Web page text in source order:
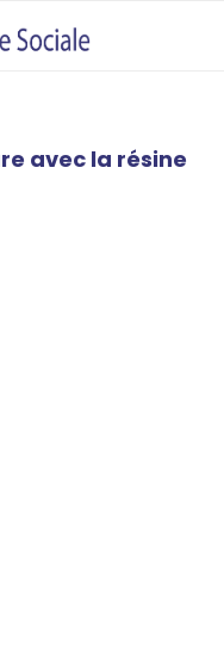
avec la résine